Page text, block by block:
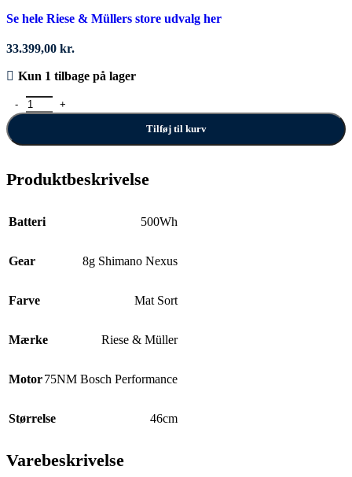
Se hele Riese & Müllers store udvalg her
33.399,00 kr.
Kun 1 tilbage på lager
Riese & Müller Swing 4 m. Kiox 300 antal
Tilføj til kurv
Produktbeskrivelse
Batteri 500Wh
Gear 8g Shimano Nexus
Farve Mat Sort
Mærke Riese & Müller
Motor75NM Bosch Performance
Størrelse 46cm
Varebeskrivelse